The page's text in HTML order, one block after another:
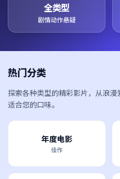
全类型
剧情动作悬疑
热门分类
探索各种类型的精彩影片，从浪
适合您的口味。
年度电影
佳作